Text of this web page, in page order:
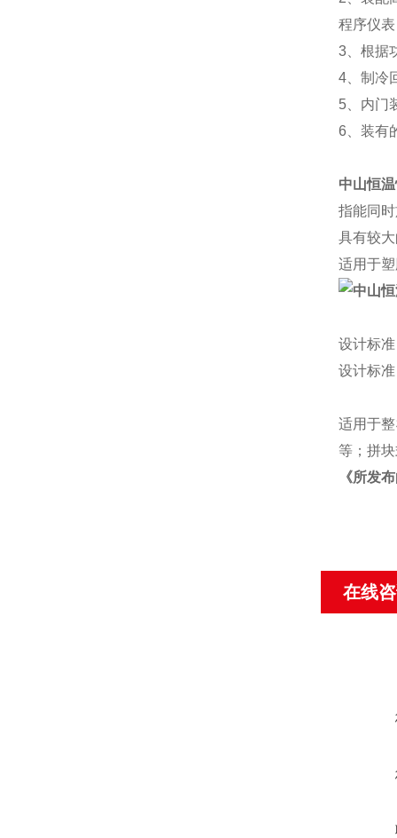
程序仪
3、根据
4、制冷
5、内门
6、装有
中山恒
指能同
具有较
适用于
设计标准
设计标
适用于
等；拼
《所发
在线